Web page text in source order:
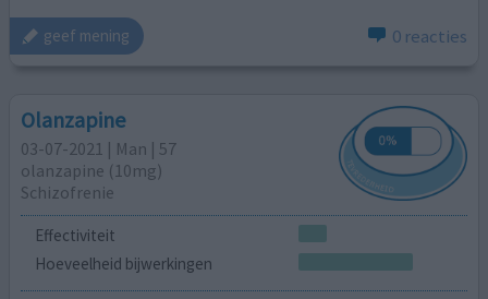
geef mening 0 reacties
Olanzapine
03-07-2021 | Man | 57
olanzapine (10mg)
Schizofrenie
Effectiviteit
Hoeveelheid bijwerkingen